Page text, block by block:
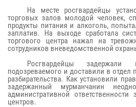
На месте росгвардейцы
торговых залов молодой человек,
продукты питания и алкоголь,
заплатив. На выходе сработала
торгового центра нажал на
сотрудников вневедомственной
Росгвардейцы задержали
подозреваемого и доставили в
разбирательства. Как установили
задержанный мурманчанин
административной
центров.